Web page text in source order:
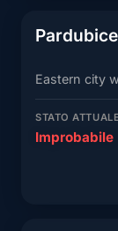
Pardubice
Eastern city
STATO ATTUALE
Improbabile